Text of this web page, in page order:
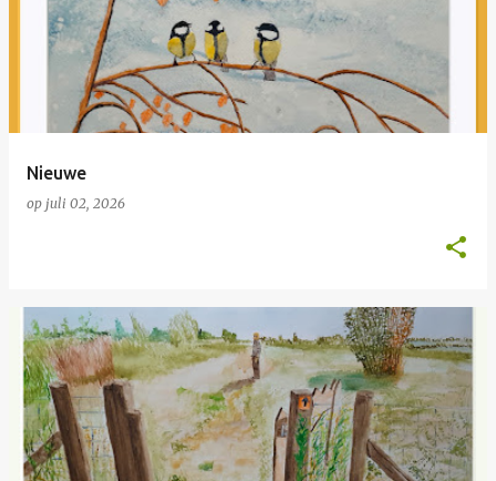
Nieuwe
op juli 02, 2026